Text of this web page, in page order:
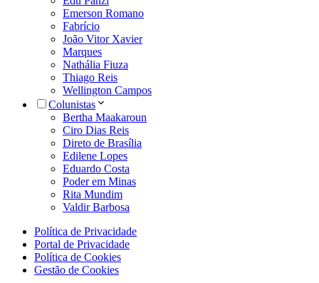
Emerson Romano
Fabrício
João Vitor Xavier
Marques
Nathália Fiuza
Thiago Reis
Wellington Campos
Colunistas
Bertha Maakaroun
Ciro Dias Reis
Direto de Brasília
Edilene Lopes
Eduardo Costa
Poder em Minas
Rita Mundim
Valdir Barbosa
Política de Privacidade
Portal de Privacidade
Política de Cookies
Gestão de Cookies